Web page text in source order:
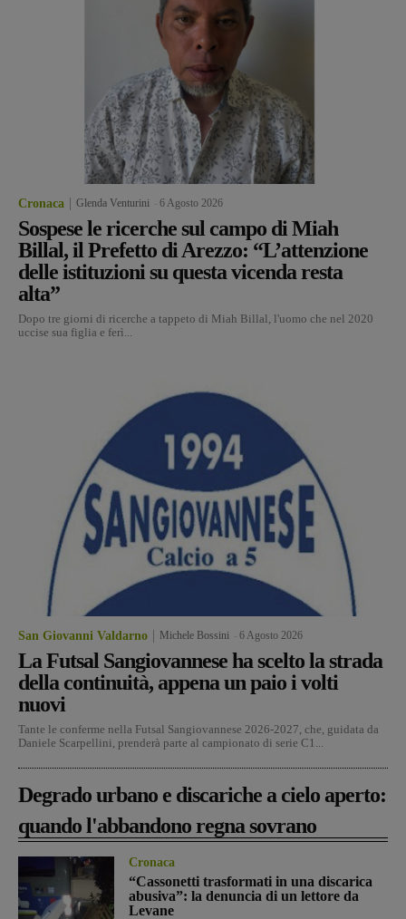
Cronaca Glenda Venturini 6 Agosto 2026
Sospese le ricerche sul campo di Miah
Billal, il Prefetto di Arezzo: “L’attenzione
delle istituzioni su questa vicenda resta
alta”
Dopo tre giorni di ricerche a tappeto di Miah Billal, l'uomo che nel 2020
uccise sua figlia e ferì...
San Giovanni Valdarno Michele Bossini 6 Agosto 2026
La Futsal Sangiovannese ha scelto la strada
della continuità, appena un paio i volti
nuovi
Tante le conferme nella Futsal Sangiovannese 2026-2027, che, guidata da
Daniele Scarpellini, prenderà parte al campionato di serie C1...
Degrado urbano e discariche a cielo aperto:
quando l'abbandono regna sovrano
Cronaca
“Cassonetti trasformati in una discarica
abusiva”: la denuncia di un lettore da
Levane